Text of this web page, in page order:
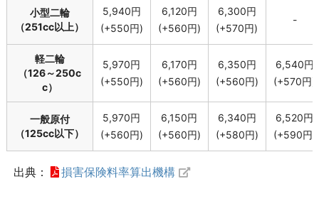
小型二輪
（251cc以上）
5,940円
(+550円)
6,120円
(+560円)
6,300円
(+570円)
-
軽二輪
（126～250c
c）
5,970円
(+550円)
6,170円
(+560円)
6,350円
(+560円)
6,540円
(+570円)
一般原付
（125cc以下）
5,970円
(+560円)
6,150円
(+560円)
6,340円
(+580円)
6,520円
(+590円)
出典： 損害保険料率算出機構